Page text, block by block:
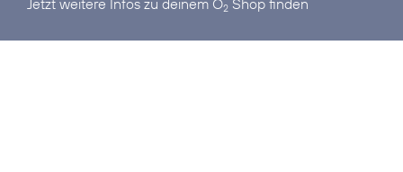
Jetzt weitere Infos zu deinem O2 Shop finden